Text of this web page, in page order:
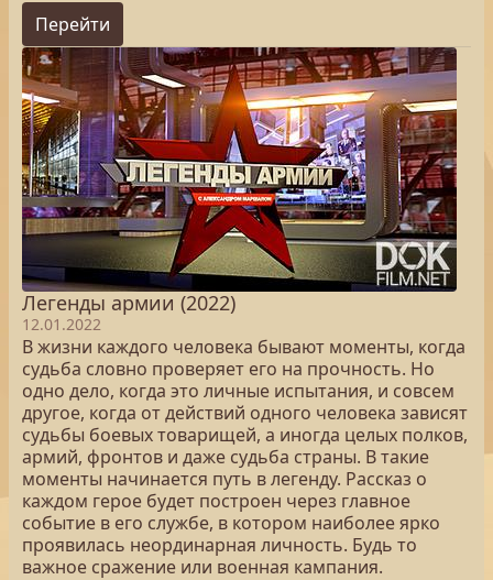
Перейти
Легенды армии (2022)
12.01.2022
В жизни каждого человека бывают моменты, когда
судьба словно проверяет его на прочность. Но
одно дело, когда это личные испытания, и совсем
другое, когда от действий одного человека зависят
судьбы боевых товарищей, а иногда целых полков,
армий, фронтов и даже судьба страны. В такие
моменты начинается путь в легенду. Рассказ о
каждом герое будет построен через главное
событие в его службе, в котором наиболее ярко
проявилась неординарная личность. Будь то
важное сражение или военная кампания.